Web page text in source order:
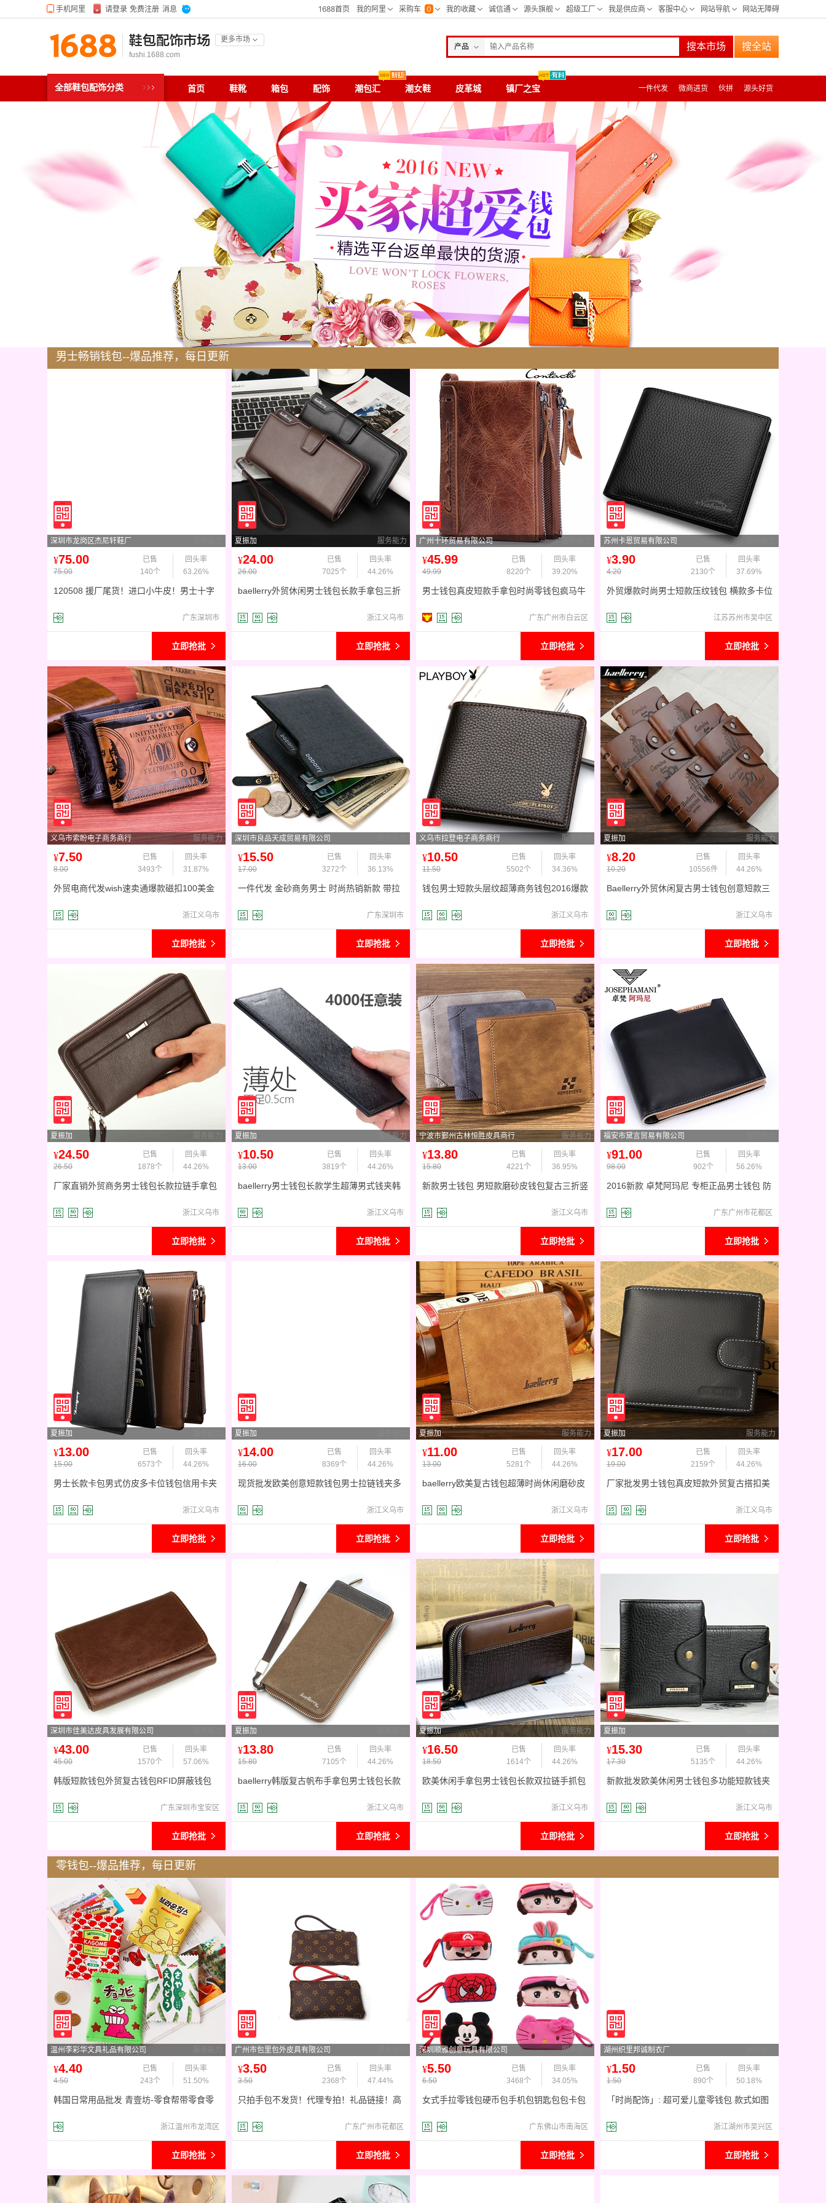
鞋包配饰市场
更多市场
fushi.1688.com
产品 搜本市场 搜全站
全部鞋包配饰分类 首页 鞋靴 箱包 配饰 潮包汇 潮女鞋 皮革城 镇厂之宝 源头好货
伙拼
微商进货
一件代发
男士畅销钱包--爆品推荐，每日更新
深圳市龙岗区杰尼轩鞋厂
¥75.00
75.00
已售
140个
回头率
63.26%
120508 援厂尾货！进口小牛皮！男士十字
广东深圳市
立即抢批
夏振加 服务能力
¥24.00
26.00
已售
7025个
回头率
44.26%
baellerry外贸休闲男士钱包长款手拿包三折
浙江义乌市
立即抢批
广州十环贸易有限公司
¥45.99
49.99
已售
8220个
回头率
39.20%
男士钱包真皮短款手拿包时尚零钱包疯马牛
广东广州市白云区
立即抢批
苏州卡恩贸易有限公司
¥3.90
4.20
已售
2130个
回头率
37.69%
外贸爆款时尚男士短款压纹钱包 横款多卡位
江苏苏州市吴中区
立即抢批
义乌市索盼电子商务商行 服务能力
¥7.50
8.00
已售
3493个
回头率
31.87%
外贸电商代发wish速卖通爆款磁扣100美金
浙江义乌市
立即抢批
深圳市良品天成贸易有限公司
¥15.50
17.00
已售
3272个
回头率
36.13%
一件代发 金砂商务男士 时尚热销新款 带拉
广东深圳市
立即抢批
义乌市拉登电子商务商行 服务能力
¥10.50
11.50
已售
5502个
回头率
34.36%
钱包男士短款头层纹超薄商务钱包2016爆款
浙江义乌市
立即抢批
夏振加 服务能力
¥8.20
10.20
已售
10556件
回头率
44.26%
Baellerry外贸休闲复古男士钱包创意短款三
浙江义乌市
立即抢批
夏振加 服务能力
¥24.50
26.50
已售
1878个
回头率
44.26%
厂家直销外贸商务男士钱包长款拉链手拿包
浙江义乌市
立即抢批
夏振加 服务能力
¥10.50
13.00
已售
3819个
回头率
44.26%
baellerry男士钱包长款学生超薄男式钱夹韩
浙江义乌市
立即抢批
宁波市鄞州古林恒胜皮具商行 服务能力
¥13.80
15.80
已售
4221个
回头率
36.95%
新款男士钱包 男短款磨砂皮钱包复古三折竖
浙江义乌市
立即抢批
福安市黛言贸易有限公司
¥91.00
98.00
已售
902个
回头率
56.26%
2016新款 卓梵阿玛尼 专柜正品男士钱包 防
广东广州市花都区
立即抢批
夏振加
¥13.00
15.00
已售
6573个
回头率
44.26%
男士长款卡包男式仿皮多卡位钱包信用卡夹
浙江义乌市
立即抢批
夏振加
¥14.00
16.00
已售
8369个
回头率
44.26%
现货批发欧美创意短款钱包男士拉链钱夹多
浙江义乌市
立即抢批
夏振加 服务能力
¥11.00
13.00
已售
5281个
回头率
44.26%
baellerry欧美复古钱包超薄时尚休闲磨砂皮
浙江义乌市
立即抢批
夏振加 服务能力
¥17.00
19.00
已售
2159个
回头率
44.26%
厂家批发男士钱包真皮短款外贸复古搭扣美
浙江义乌市
立即抢批
深圳市佳美达皮具发展有限公司
¥43.00
45.00
已售
1570个
回头率
57.06%
韩版短款钱包外贸复古钱包RFID屏蔽钱包
广东深圳市宝安区
立即抢批
夏振加
¥13.80
15.80
已售
7105个
回头率
44.26%
baellerry韩版复古帆布手拿包男士钱包长款
浙江义乌市
立即抢批
夏振加 服务能力
¥16.50
18.50
已售
1614个
回头率
44.26%
欧美休闲手拿包男士钱包长款双拉链手抓包
浙江义乌市
立即抢批
夏振加
¥15.30
17.30
已售
5135个
回头率
44.26%
新款批发欧美休闲男士钱包多功能短款钱夹
浙江义乌市
立即抢批
零钱包--爆品推荐，每日更新
温州李彩华文具礼品有限公司
¥4.40
4.50
已售
243个
回头率
51.50%
韩国日常用品批发 青壹坊-零食帮带零食零
浙江温州市龙湾区
立即抢批
广州市包里包外皮具有限公司
¥3.50
3.50
已售
2368个
回头率
47.44%
只拍手包不发货！代理专拍！礼品链接！高
广东广州市花都区
立即抢批
深圳顺雅创意玩具有限公司 服务能力
¥5.50
6.50
已售
3468个
回头率
34.05%
女式手拉零钱包硬币包手机包钥匙包包卡包
广东佛山市南海区
立即抢批
湖州织里邦诚制衣厂
¥1.50
1.50
已售
890个
回头率
50.18%
「时尚配饰」: 超可爱儿童零钱包 款式如图
浙江湖州市吴兴区
立即抢批